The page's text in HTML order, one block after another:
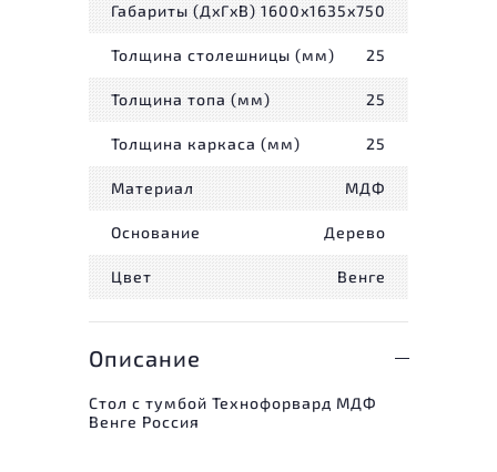
Габариты (ДxГxВ) 1600x1635x750
Толщина столешницы (мм) 25
Толщина топа (мм) 25
Толщина каркаса (мм) 25
Материал МДФ
Основание Дерево
Цвет Венге
Описание
Стол с тумбой Технофорвард МДФ
Венге Россия